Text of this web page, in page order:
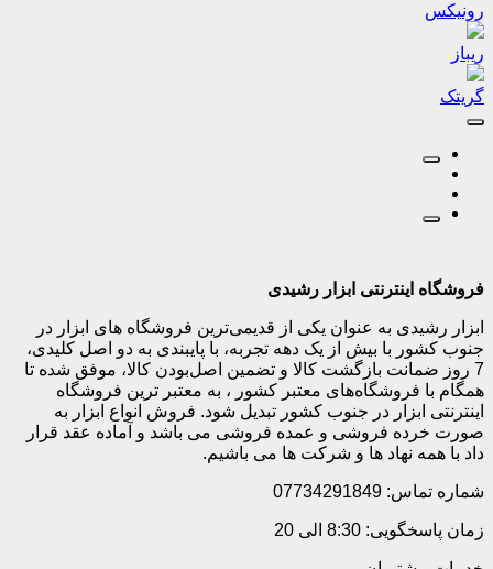
رونیکس
ریباز
گریتک
فروشگاه اینترنتی ابزار رشیدی
ابزار رشیدی به عنوان یکی از قدیمی‌ترین فروشگاه های ابزار در
جنوب کشور با بیش از یک دهه تجربه، با پایبندی به دو اصل کلیدی،
7 روز ضمانت بازگشت کالا و تضمین اصل‌بودن کالا، موفق شده تا
همگام با فروشگاه‌های معتبر کشور ، به معتبر ترین فروشگاه
اینترنتی ابزار در جنوب کشور تبدیل شود. فروش انواع ابزار به
صورت خرده فروشی و عمده فروشی می باشد و آماده عقد قرار
داد با همه نهاد ها و شرکت ها می باشیم.
شماره تماس: 07734291849
زمان پاسخگویی: 8:30 الی 20